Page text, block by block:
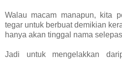
Walau macam manapun, kita
tegar untuk berbuat demikian
hanya akan tinggal nama
Jadi untuk mengelakkan